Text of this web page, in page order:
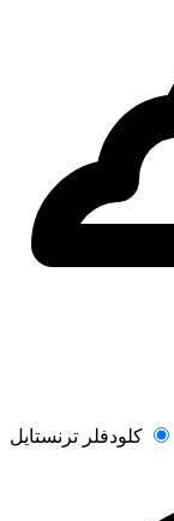
کلودفلر ترنستایل